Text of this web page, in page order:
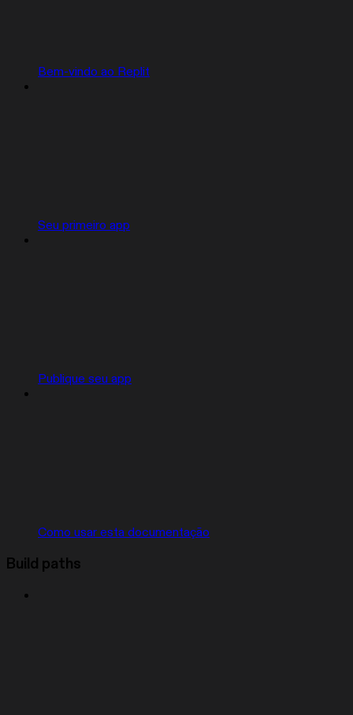
Bem-vindo ao Replit
Seu primeiro app
Publique seu app
Como usar esta documentação
Build paths